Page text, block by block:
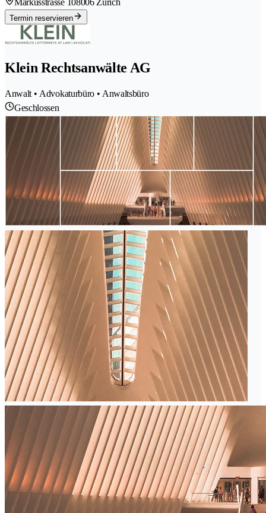
Markusstrasse 108006 Zürich
Termin reservieren
Klein Rechtsanwälte AG
Anwalt • Advokaturbüro • Anwaltsbüro
Geschlossen